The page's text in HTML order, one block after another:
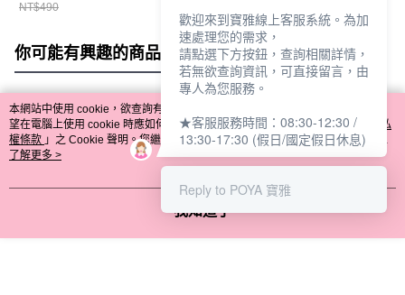
NT$490
你可能有興趣的商品 全站排行
熱門標籤
本網站中使用 cookie，欲查詢有關本網站使用 cookie 方式之詳情，及若您不希
望在電腦上使用 cookie 時應如何變更電腦的 cookie 設定，請參閱本網站「
隱私
權條款 」之 Cookie 聲明。您繼續使用本網站即表示您同意本公司得按本網站使
用條款之 Cookie 聲明使用 cookie。
了解更多 >
我知道了
歡迎來到寶雅線上客服系統。為加
速處理您的需求，
請點選下方按鈕，查詢相關詳情，
若無欲查詢資訊，可直接留言，由
專人為您服務。
★客服服務時間：08:30-12:30 /
13:30-17:30 (假日/國定假日休息)
Reply to POYA 寶雅